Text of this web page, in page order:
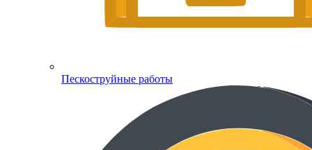
Пескоструйные работы